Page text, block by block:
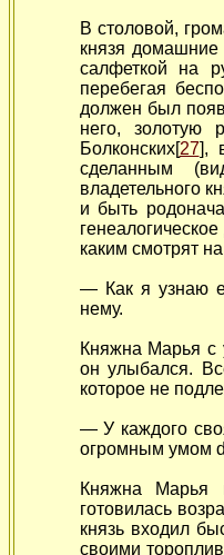
В столовой,
князя
салфеткой на
перебегая
должен был
него, золотую
Болконских[27],
сделанным
владетельного
и быть
каким смотрят
— Как я узнаю
нему.
Княжна Марья с
он улыбался.
которое не
— У каждого
огромным умом
Княжна Марья
готовилась
князь входил
своими